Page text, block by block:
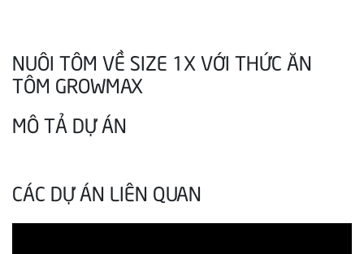
NUÔI TÔM VỀ SIZE 1X VỚI THỨC ĂN
TÔM GROWMAX
MÔ TẢ DỰ ÁN
CÁC DỰ ÁN LIÊN QUAN